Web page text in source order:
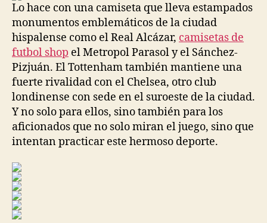
Lo hace con una camiseta que lleva estampados
monumentos emblemáticos de la ciudad
hispalense como el Real Alcázar, camisetas de
futbol shop el Metropol Parasol y el Sánchez-
Pizjuán. El Tottenham también mantiene una
fuerte rivalidad con el Chelsea, otro club
londinense con sede en el suroeste de la ciudad.
Y no solo para ellos, sino también para los
aficionados que no solo miran el juego, sino que
intentan practicar este hermoso deporte.